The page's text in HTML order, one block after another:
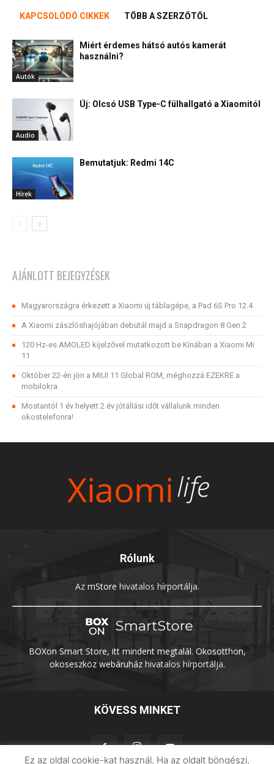
KAPCSOLÓDÓ CIKKEK TÖBB A SZERZŐTŐL
Autók
Miért érdemes hátsó autós kamerát
használni?
Audio
Új: Olcsó USB Type-C fülhallgató a Xiaomitól
Hírek
Bemutatjuk: Redmi 14C
AJÁNLOTT BEJEGYZÉSEK
Magyarországra érkezett a Xiaomi új táblagépe, a Pad 6S Pro 12.4
A Xiaomi zászlóshajójában debütál majd a Snapdragon 8 Gen 2
120 Hz-es AMOLED kijelzővel mutatkozott be Kínában a Xiaomi Mi
11
Október 22-én jön a MIUI 11 Global ROM, méghozzá EZEKRE a
mobilokra
Mostantól 1 év helyett 2 év jótállási időt vállalunk minden
okostelefonra!
Rólunk
Az mStore hivatalos hírportálja.
BOXon Smart Store, itt mindent megtalál. Okosotthon,
okoseszköz webáruházhivatalos hírportálja.
KÖVESS MINKET
Ez az oldal cookie-kat használ. Ha az oldalt böngészi,